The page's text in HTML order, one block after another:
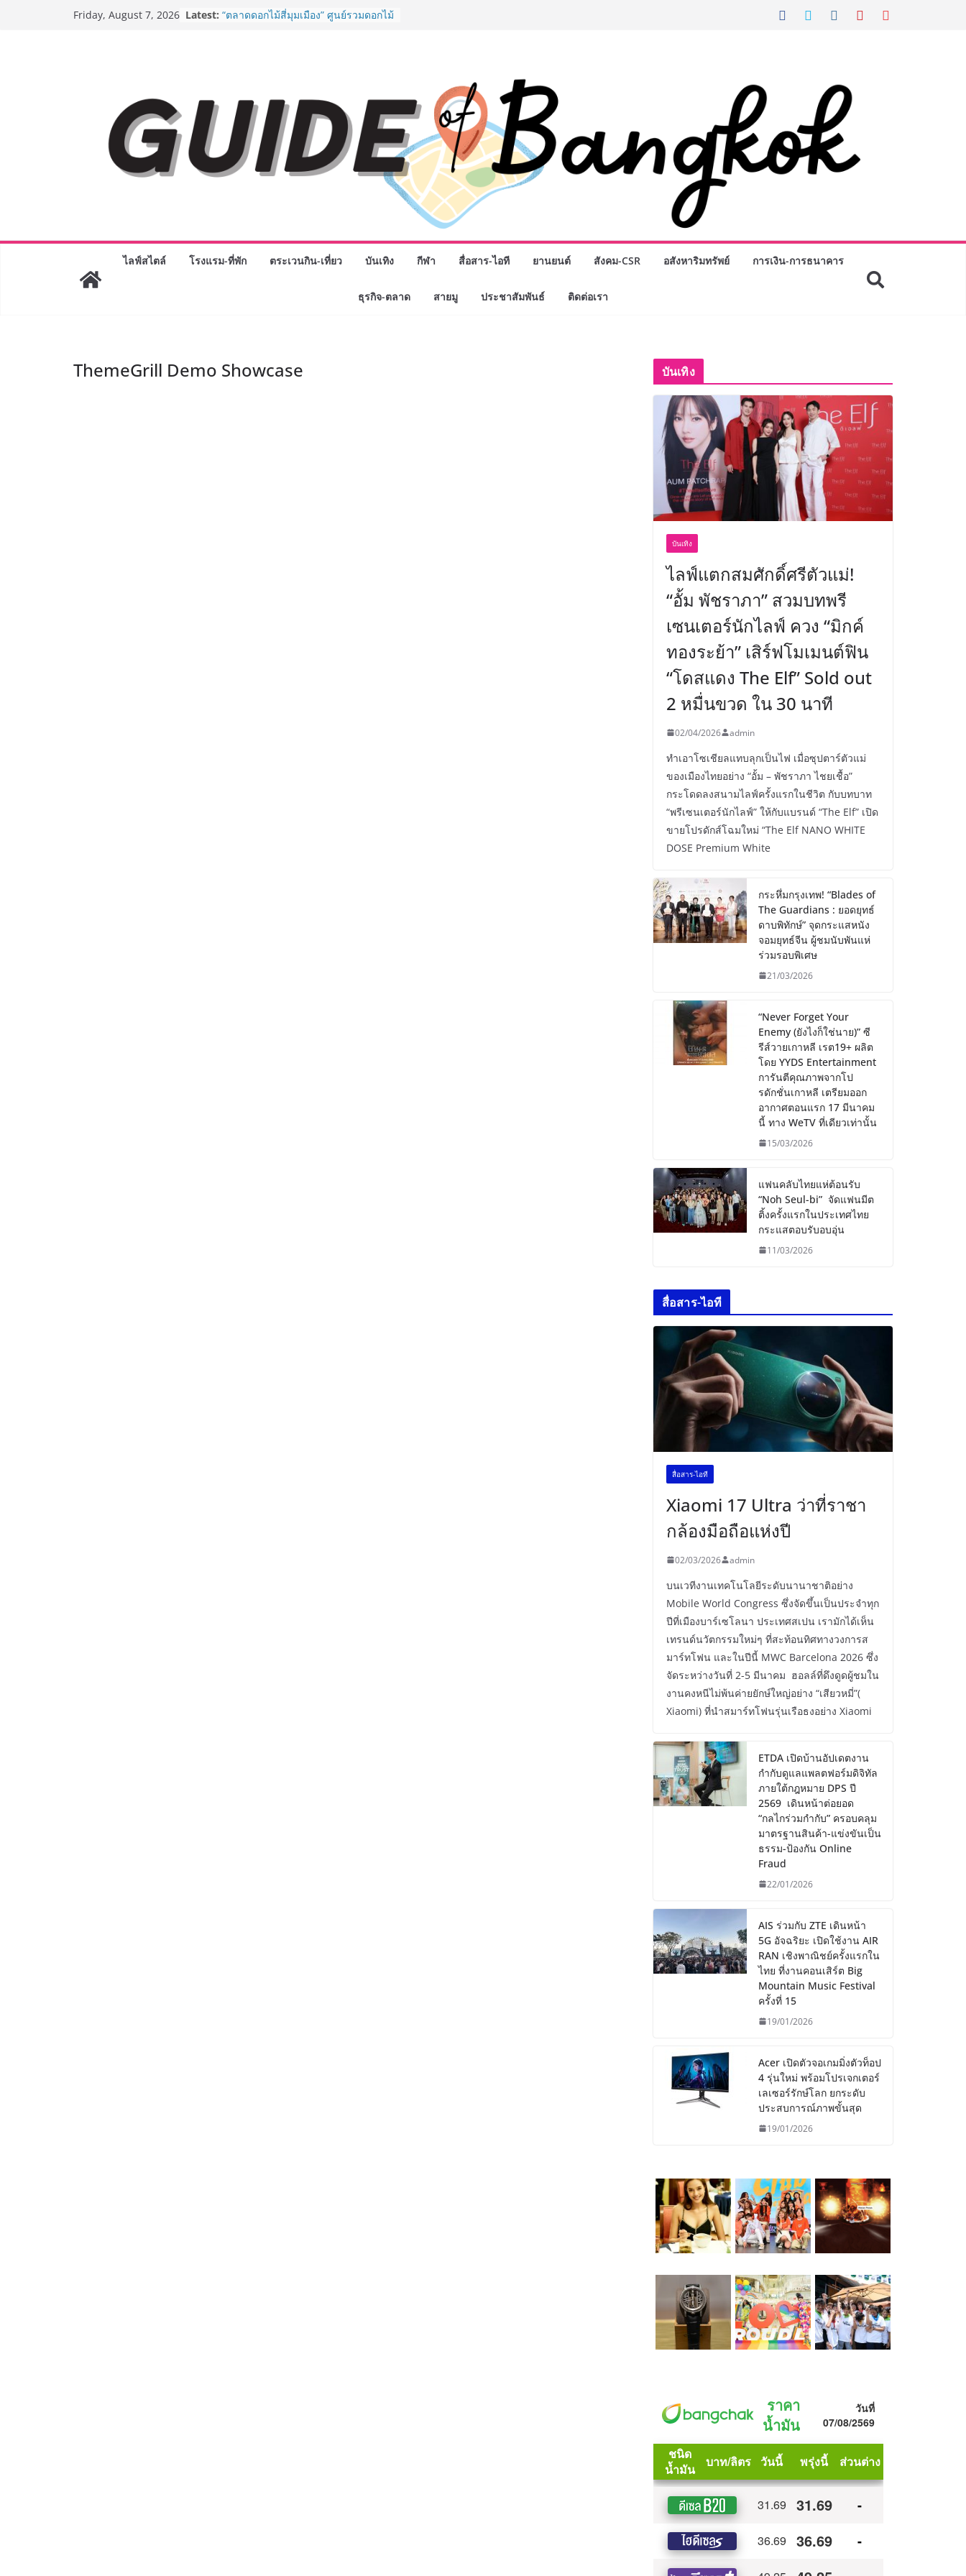
Friday, August 7, 2026 Latest: BEDO เดินหน้าจัดกิจกรรมเจรจาธุรกิจ
ภัณฑ์ครบวงจร ขอเชิญเลือกซื้อมาลัย
และของขวัญต้อนรับวันแม่ เปิดให้
บริการทุกวันตลอด 24 ชั่วโมง
Guangzhou Yinghao School เผยวิสัย
ทัศน์การศึกษาที่พร้อมรับอนาคต “เราไม่
ได้เตรียมนักเรียนเพียงเพื่อก้าวเข้าสู่
“ดร.ปิยะวัฒน์” ถ่ายทอดวิสัยทัศน์ธุรกิจ
พร้อมฟรีคอนเสิร์ต “โชค รถแห่” ยกวง
อร่อย ยกเมนูระดับตำนาน “ข้าวหน้าไก่
ไลฟ์สไตล์ โรงแรม-ที่พัก ตระเวนกิน-เที่ยว บันเทิง กีฬา สื่อสาร-ไอที ยานยนต์ สังคม-CSR อสังหาริมทรัพย์ การเงิน-การธนาคาร
ธุรกิจ-ตลาด สายมู ประชาสัมพันธ์ ติดต่อเรา
ThemeGrill Demo Showcase บันเทิง
บันเทิง
ไลฟ์แตกสมศักดิ์ศรีตัวแม่!
“อั้ม พัชราภา” สวมบทพรี
เซนเตอร์นักไลฟ์ ควง “มิกค์
ทองระย้า” เสิร์ฟโมเมนต์ฟิน
“โดสแดง The Elf” Sold out
2 หมื่นขวด ใน 30 นาที
02/04/2026 admin
ทำเอาโซเชียลแทบลุกเป็นไฟ เมื่อซุปตาร์ตัวแม่
ของเมืองไทยอย่าง “อั้ม – พัชราภา ไชยเชื้อ”
กระโดดลงสนามไลฟ์ครั้งแรกในชีวิต กับบทบาท
“พรีเซนเตอร์นักไลฟ์” ให้กับแบรนด์ “The Elf” เปิด
ขายโปรดักส์โฉมใหม่ “The Elf NANO WHITE
DOSE Premium White
กระหึ่มกรุงเทพ! “Blades of
The Guardians : ยอดยุทธ์
ดาบพิทักษ์” จุดกระแสหนัง
จอมยุทธ์จีน ผู้ชมนับพันแห่
ร่วมรอบพิเศษ
21/03/2026
“Never Forget Your
Enemy (ยังไงก็ใช่นาย)” ซี
รีส์วายเกาหลี เรต19+ ผลิต
โดย YYDS Entertainment
การันตีคุณภาพจากโป
รดักชั่นเกาหลี เตรียมออก
อากาศตอนแรก 17 มีนาคม
นี้ ทาง WeTV ที่เดียวเท่านั้น
15/03/2026
แฟนคลับไทยแห่ต้อนรับ
“Noh Seul-bi” จัดแฟนมีต
ติ้งครั้งแรกในประเทศไทย
กระแสตอบรับอบอุ่น
11/03/2026
สื่อสาร-ไอที
สื่อสาร-ไอที
Xiaomi 17 Ultra ว่าที่ราชา
กล้องมือถือแห่งปี
02/03/2026 admin
บนเวทีงานเทคโนโลยีระดับนานาชาติอย่าง
Mobile World Congress ซึ่งจัดขึ้นเป็นประจำทุก
ปีที่เมืองบาร์เซโลนา ประเทศสเปน เรามักได้เห็น
เทรนด์นวัตกรรมใหม่ๆ ที่สะท้อนทิศทางวงการส
มาร์ทโฟน และในปีนี้ MWC Barcelona 2026 ซึ่ง
จัดระหว่างวันที่ 2-5 มีนาคม ฮอลล์ที่ดึงดูดผู้ชมใน
งานคงหนีไม่พ้นค่ายยักษ์ใหญ่อย่าง “เสียวหมี่”(
Xiaomi) ที่นำสมาร์ทโฟนรุ่นเรือธงอย่าง Xiaomi
ETDA เปิดบ้านอัปเดตงาน
กำกับดูแลแพลตฟอร์มดิจิทัล
ภายใต้กฎหมาย DPS ปี
2569 เดินหน้าต่อยอด
“กลไกร่วมกำกับ” ครอบคลุม
มาตรฐานสินค้า-แข่งขันเป็น
ธรรม-ป้องกัน Online
Fraud
22/01/2026
AIS ร่วมกับ ZTE เดินหน้า
5G อัจฉริยะ เปิดใช้งาน AIR
RAN เชิงพาณิชย์ครั้งแรกใน
ไทย ที่งานคอนเสิร์ต Big
Mountain Music Festival
ครั้งที่ 15
19/01/2026
Acer เปิดตัวจอเกมมิ่งตัวท็อป
4 รุ่นใหม่ พร้อมโปรเจกเตอร์
เลเซอร์รักษ์โลก ยกระดับ
ประสบการณ์ภาพขั้นสุด
19/01/2026